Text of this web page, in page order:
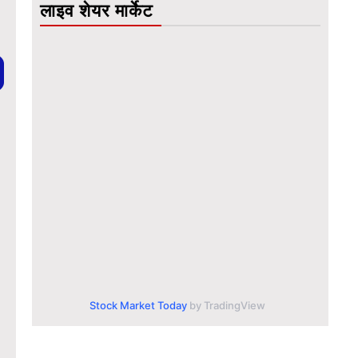
लाइव शेयर मार्केट
Stock Market Today by TradingView